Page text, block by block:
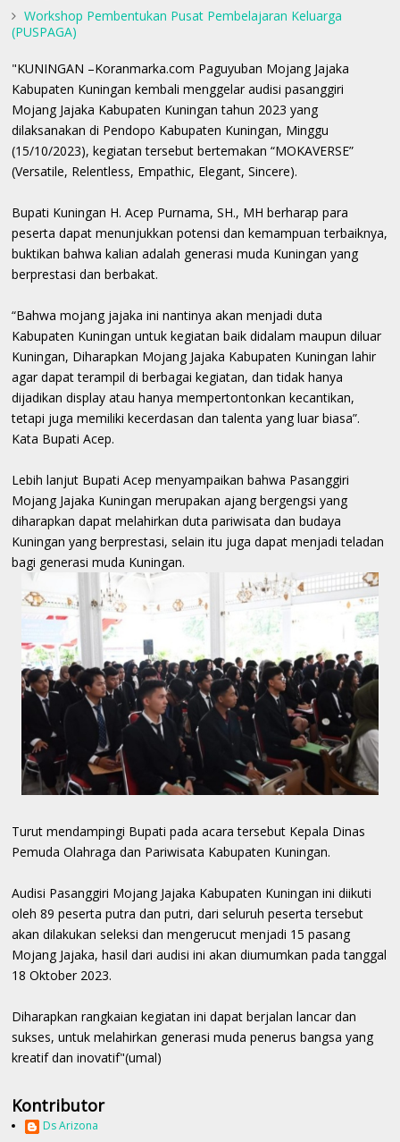
Workshop Pembentukan Pusat Pembelajaran Keluarga
(PUSPAGA)
"KUNINGAN –Koranmarka.com Paguyuban Mojang Jajaka
Kabupaten Kuningan kembali menggelar audisi pasanggiri
Mojang Jajaka Kabupaten Kuningan tahun 2023 yang
dilaksanakan di Pendopo Kabupaten Kuningan, Minggu
(15/10/2023), kegiatan tersebut bertemakan “MOKAVERSE”
(Versatile, Relentless, Empathic, Elegant, Sincere).
Bupati Kuningan H. Acep Purnama, SH., MH berharap para
peserta dapat menunjukkan potensi dan kemampuan terbaiknya,
buktikan bahwa kalian adalah generasi muda Kuningan yang
berprestasi dan berbakat.
“Bahwa mojang jajaka ini nantinya akan menjadi duta
Kabupaten Kuningan untuk kegiatan baik didalam maupun diluar
Kuningan, Diharapkan Mojang Jajaka Kabupaten Kuningan lahir
agar dapat terampil di berbagai kegiatan, dan tidak hanya
dijadikan display atau hanya mempertontonkan kecantikan,
tetapi juga memiliki kecerdasan dan talenta yang luar biasa”.
Kata Bupati Acep.
Lebih lanjut Bupati Acep menyampaikan bahwa Pasanggiri
Mojang Jajaka Kuningan merupakan ajang bergengsi yang
diharapkan dapat melahirkan duta pariwisata dan budaya
Kuningan yang berprestasi, selain itu juga dapat menjadi teladan
bagi generasi muda Kuningan.
Turut mendampingi Bupati pada acara tersebut Kepala Dinas
Pemuda Olahraga dan Pariwisata Kabupaten Kuningan.
Audisi Pasanggiri Mojang Jajaka Kabupaten Kuningan ini diikuti
oleh 89 peserta putra dan putri, dari seluruh peserta tersebut
akan dilakukan seleksi dan mengerucut menjadi 15 pasang
Mojang Jajaka, hasil dari audisi ini akan diumumkan pada tanggal
18 Oktober 2023.
Diharapkan rangkaian kegiatan ini dapat berjalan lancar dan
sukses, untuk melahirkan generasi muda penerus bangsa yang
kreatif dan inovatif"(umal)
Kontributor
Ds Arizona